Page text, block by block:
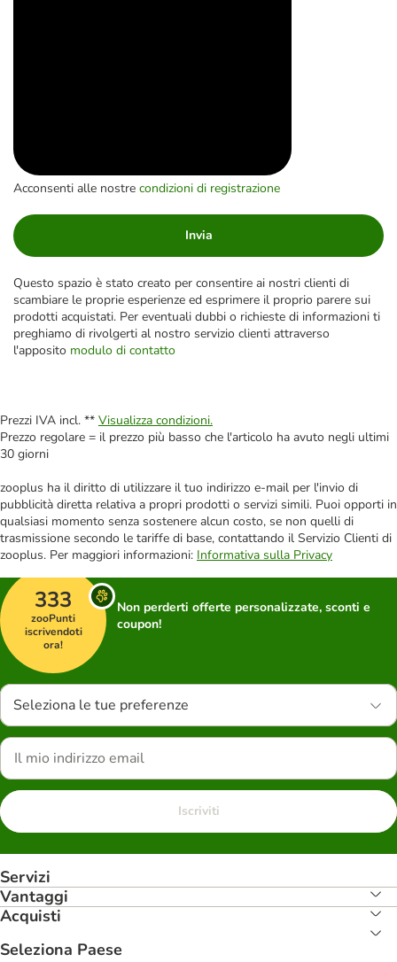
Acconsenti alle nostre condizioni di registrazione
Invia
Questo spazio è stato creato per consentire ai nostri clienti di
scambiare le proprie esperienze ed esprimere il proprio parere sui
prodotti acquistati. Per eventuali dubbi o richieste di informazioni ti
preghiamo di rivolgerti al nostro servizio clienti attraverso
l'apposito modulo di contatto
Prezzi IVA incl. ** Visualizza condizioni.
Prezzo regolare = il prezzo più basso che l'articolo ha avuto negli ultimi
30 giorni
zooplus ha il diritto di utilizzare il tuo indirizzo e-mail per l'invio di
pubblicità diretta relativa a propri prodotti o servizi simili. Puoi opporti in
qualsiasi momento senza sostenere alcun costo, se non quelli di
trasmissione secondo le tariffe di base, contattando il Servizio Clienti di
zooplus. Per maggiori informazioni: Informativa sulla Privacy
333
zooPunti
iscrivendoti
ora!
Non perderti offerte personalizzate, sconti e
coupon!
Seleziona le tue preferenze
Iscriviti
Servizi
Vantaggi
Acquisti
Seleziona Paese